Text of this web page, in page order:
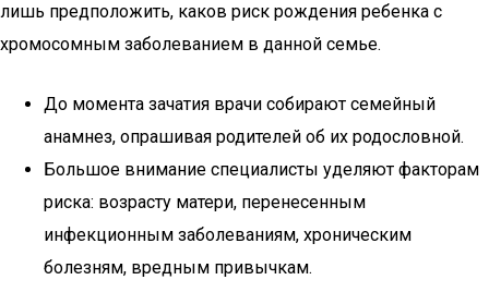
лишь предположить, каков риск рождения ребенка с
хромосомным заболеванием в данной семье.
До момента зачатия врачи собирают семейный
анамнез, опрашивая родителей об их родословной.
Большое внимание специалисты уделяют факторам
риска: возрасту матери, перенесенным
инфекционным заболеваниям, хроническим
болезням, вредным привычкам.